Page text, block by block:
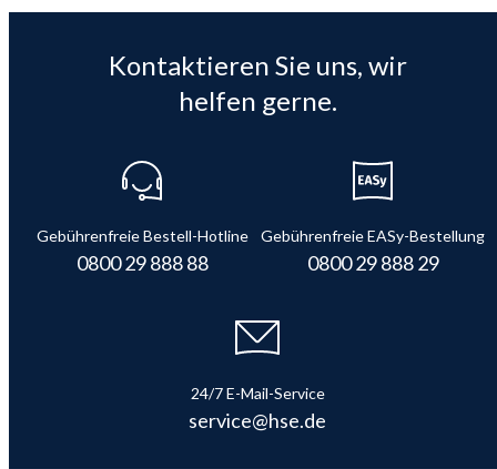
Kontaktieren Sie uns, wir
helfen gerne.
Gebührenfreie Bestell-Hotline
0800 29 888 88
Gebührenfreie EASy-Bestellung
0800 29 888 29
24/7 E-Mail-Service
service@hse.de